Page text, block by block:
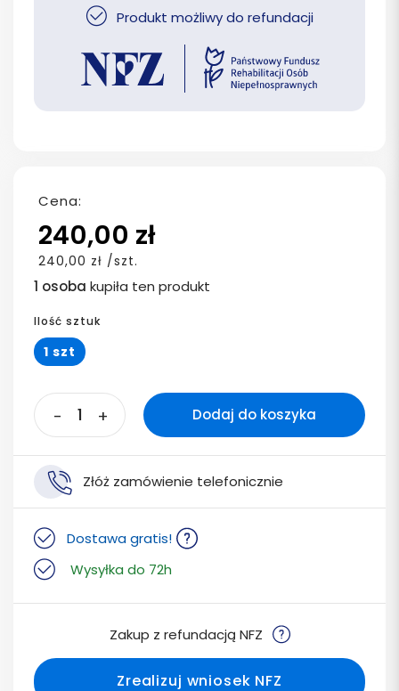
Produkt możliwy do refundacji
Cena:
240,00 zł
240,00 zł /szt.
1 osoba kupiła ten produkt
Ilość sztuk
1 szt
- + Dodaj do koszyka
Złóż zamówienie telefonicznie
Dostawa gratis!
Wysyłka do 72h
Zakup z refundacją NFZ
Zrealizuj wniosek NFZ